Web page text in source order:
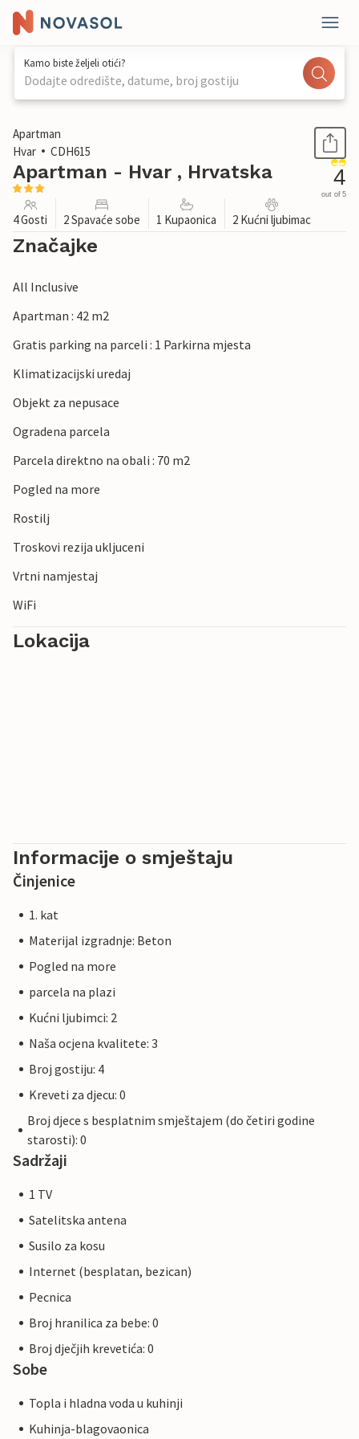
Kamo biste željeli otići?
Dodajte odredište, datume, broj gostiju
1 / 19
Apartman
Hvar
CDH615
Apartman - Hvar , Hrvatska 4
out of 5
4 Gosti 2 Spavaće sobe 1 Kupaonica 2 Kućni ljubimac
Značajke
All Inclusive
Apartman : 42 m2
Gratis parking na parceli : 1 Parkirna mjesta
Klimatizacijski uredaj
Objekt za nepusace
Ogradena parcela
Parcela direktno na obali : 70 m2
Pogled na more
Rostilj
Troskovi rezija ukljuceni
Vrtni namjestaj
WiFi
Lokacija
Informacije o smještaju
Činjenice
1. kat
Materijal izgradnje: Beton
Pogled na more
parcela na plazi
Kućni ljubimci: 2
Naša ocjena kvalitete: 3
Broj gostiju: 4
Kreveti za djecu: 0
Broj djece s besplatnim smještajem (do četiri godine
starosti): 0
Sadržaji
1 TV
Satelitska antena
Susilo za kosu
Internet (besplatan, bezican)
Pecnica
Broj hranilica za bebe: 0
Broj dječjih krevetića: 0
Sobe
Topla i hladna voda u kuhinji
Kuhinja-blagovaonica